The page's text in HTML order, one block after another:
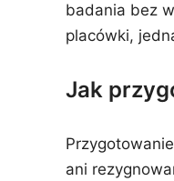
badania bez
placówki,
Jak
ani